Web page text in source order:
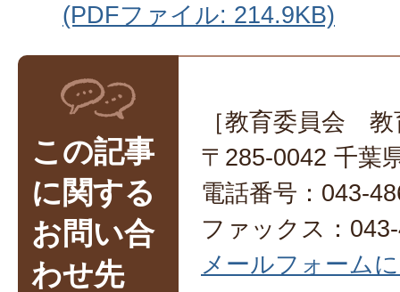
(PDFファイル: 214.9KB)
この記事
に関する
お問い合
わせ先
［教育委員会
〒285-0042 千葉
電話番号：043-
ファックス：
メールフォーム